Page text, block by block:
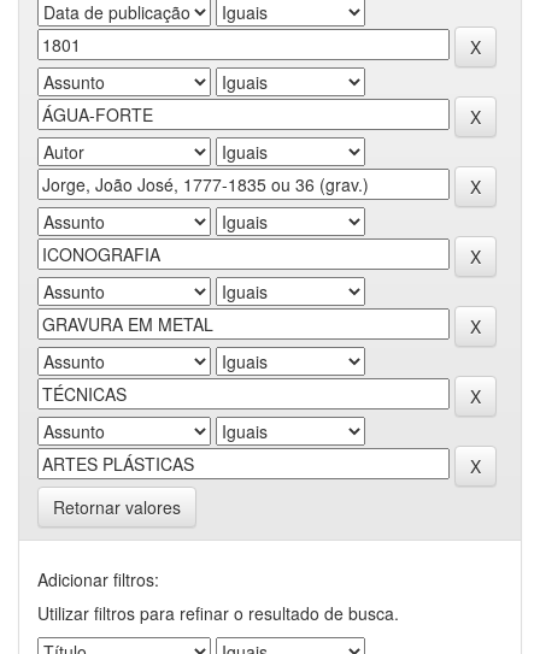
Retornar valores
Adicionar filtros:
Utilizar filtros para refinar o resultado de busca.